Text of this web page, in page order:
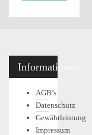
Informationen
AGB’s
Datenschutz
Gewährleistung
Impressum